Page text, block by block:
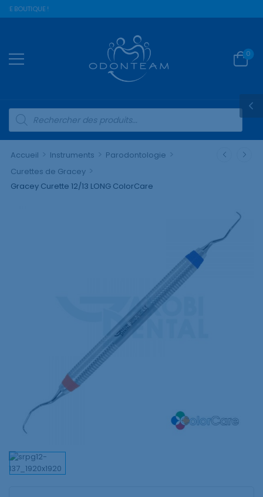
BOUTIQUE !
0
Accueil > Instruments > Parodontologie >
Curettes de Gracey >
Gracey Curette 12/13 LONG ColorCare